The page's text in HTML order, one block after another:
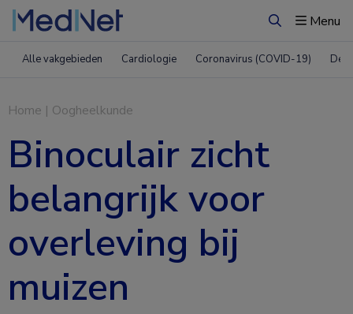
ZoekenMenu
Alle vakgebieden Cardiologie Coronavirus (COVID-19)
Home | Oogheelkunde
Binoculair zicht
belangrijk voor
overleving bij
muizen